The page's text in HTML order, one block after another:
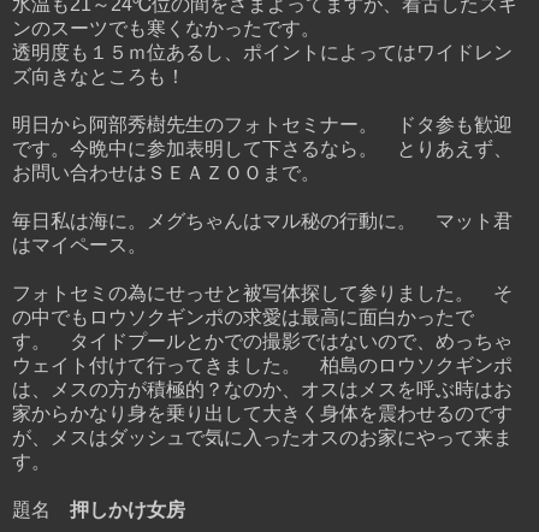
水温も21～24℃位の間をさまよってますが、着古したスキ
ンのスーツでも寒くなかったです。
透明度も１５ｍ位あるし、ポイントによってはワイドレン
ズ向きなところも！
明日から阿部秀樹先生のフォトセミナー。 ドタ参も歓迎
です。今晩中に参加表明して下さるなら。 とりあえず、
お問い合わせはＳＥＡＺＯＯまで。
毎日私は海に。メグちゃんはマル秘の行動に。 マット君
はマイペース。
フォトセミの為にせっせと被写体探して参りました。 そ
の中でもロウソクギンポの求愛は最高に面白かったで
す。 タイドプールとかでの撮影ではないので、めっちゃ
ウェイト付けて行ってきました。 柏島のロウソクギンポ
は、メスの方が積極的？なのか、オスはメスを呼ぶ時はお
家からかなり身を乗り出して大きく身体を震わせるのです
が、メスはダッシュで気に入ったオスのお家にやって来ま
す。
題名 押しかけ女房